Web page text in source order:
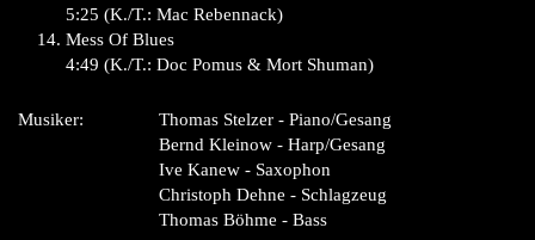
5:25 (K./T.: Mac Rebennack)
Mess Of Blues
4:49 (K./T.: Doc Pomus & Mort Shuman)
Musiker:
Thomas Stelzer - Piano/Gesang
Bernd Kleinow - Harp/Gesang
Ive Kanew - Saxophon
Christoph Dehne - Schlagzeug
Thomas Böhme - Bass